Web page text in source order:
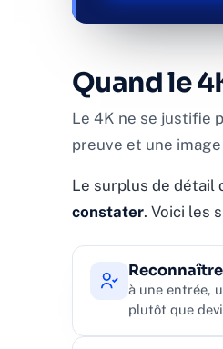
Quand le
Le 4K ne se justifie
preuve et une
Le surplus de détail
constater. Voici les
à une entrée,
plutôt que